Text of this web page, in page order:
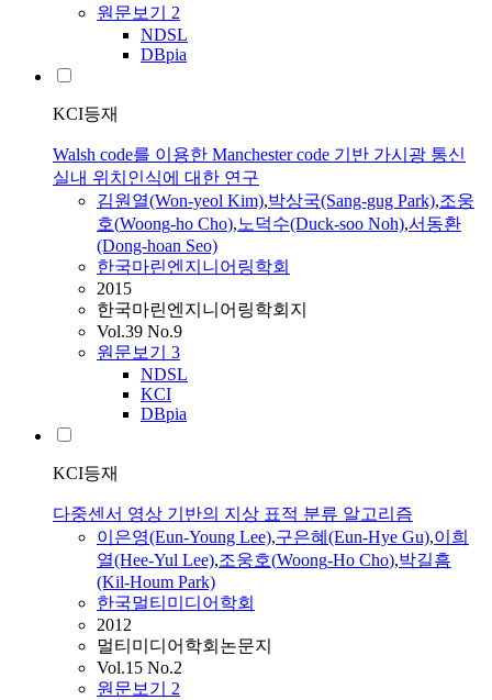
원문보기 2
NDSL
DBpia
KCI등재
Walsh code를 이용한 Manchester code 기반 가시광 통신
실내 위치인식에 대한 연구
김원열(Won-yeol Kim),박상국(Sang-gug Park),조웅
호(Woong-ho Cho),노덕수(Duck-soo Noh),서동환
(Dong-hoan Seo)
한국마린엔지니어링학회
2015
한국마린엔지니어링학회지
Vol.39 No.9
원문보기 3
NDSL
KCI
DBpia
KCI등재
다중센서 영상 기반의 지상 표적 분류 알고리즘
이은영(Eun-Young Lee),구은혜(Eun-Hye Gu),이희
열(Hee-Yul Lee),조웅호(Woong-Ho Cho),박길흠
(Kil-Houm Park)
한국멀티미디어학회
2012
멀티미디어학회논문지
Vol.15 No.2
원문보기 2